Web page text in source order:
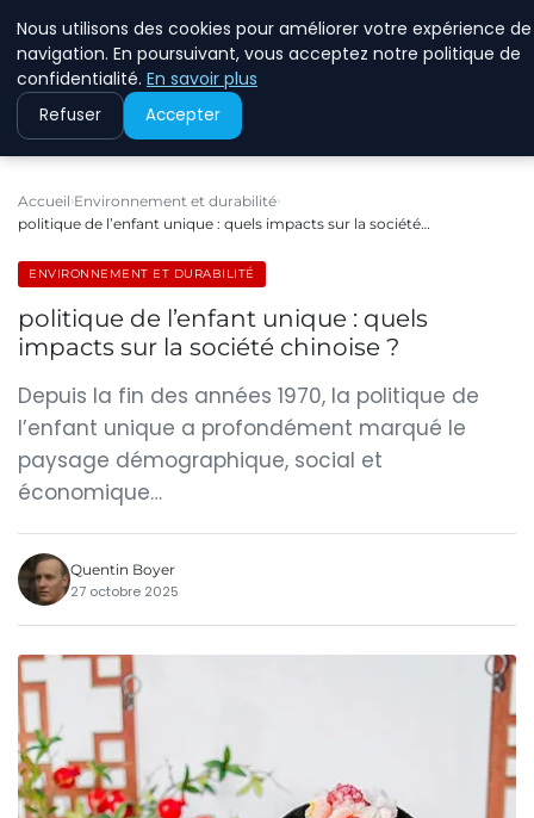
Accueil Environnement et durabilité
politique de l’enfant unique : quels impacts sur la société…
ENVIRONNEMENT ET DURABILITÉ
politique de l’enfant unique : quels
impacts sur la société chinoise ?
Depuis la fin des années 1970, la politique de
l’enfant unique a profondément marqué le
paysage démographique, social et
économique…
Quentin Boyer
27 octobre 2025
Nous utilisons des cookies pour améliorer votre expérience de
navigation. En poursuivant, vous acceptez notre politique de
confidentialité. En savoir plus
Refuser Accepter